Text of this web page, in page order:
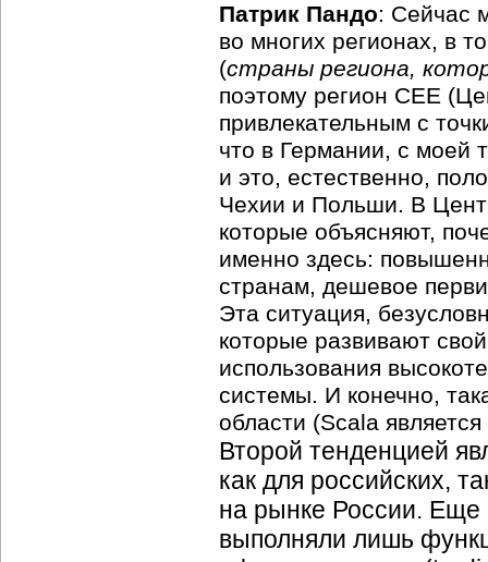
Патрик Пандо: Сейчас
во многих регионах, в
(страны региона,
поэтому регион CEE
привлекательным с
что в Германии, с моей
и это, естественно,
Чехии и Польши. В
которые объясняют,
именно здесь:
странам, дешевое
Эта ситуация,
которые развивают
использования
системы. И конечно,
области (Scala
Второй тенденцией
как для российских,
на рынке России. Еще
выполняли лишь